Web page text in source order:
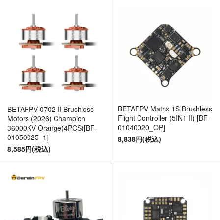
BETAFPV 0702 II Brushless
Motors (2026) Champion
36000KV Orange(4PCS)[BF-
01050025_1]
8,585円(税込)
BETAFPV Matrix 1S Brushless
Flight Controller (5IN1 II) [BF-
01040020_OP]
8,838円(税込)